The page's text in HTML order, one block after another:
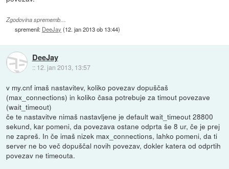
Zgodovina sprememb…
spremenil: DeeJay (12. jan 2013 ob 13:44)
DeeJay
:: 12. jan 2013, 13:57
v my.cnf imaš nastavitev, koliko povezav dopuščaš
(max_connections) in koliko časa potrebuje za timout povezave
(wait_timeout)
če te nastavitve nimaš nastavljene je default wait_timeout 28800
sekund, kar pomeni, da povezava ostane odprta še 8 ur, če je prej
ne zapreš. In če imaš nizek max_connections, lahko pomeni, da ti
server ne bo več dopuščal novih povezav, dokler katera od odprtih
povezav ne timeouta.